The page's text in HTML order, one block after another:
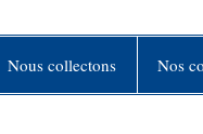
Nous collectons Nos